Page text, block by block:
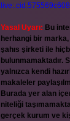
Yasal Uyarı: Bu
herhangi bir
şahıs şirketi ile
bulunmamaktadır.
yalnızca kendi
makaleler
Burada yer alan
niteliği
gerçek kurum ve